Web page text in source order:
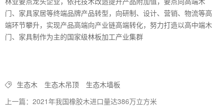
门、家具家居等终端品牌产品转型，向研制、设计、营销、物流等高
端环节攀升，实现产品高端向产业链高端转化，努力打造以高中端木
门、家具制作为主的国家级林板加工产业集群
生态木 生态木吊顶
生态木墙板
上一篇：2021年我国橡胶木进口量达386万立方米